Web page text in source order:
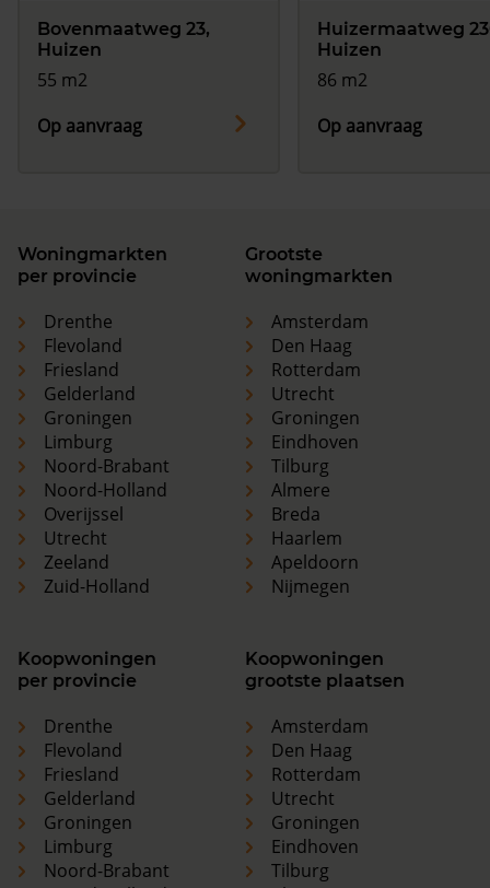
Bovenmaatweg 23,
Huizen
55 m2
Op aanvraag
Huizermaatweg
Huizen
86 m2
Op aanvraag
Woningmarkten
per provincie
Drenthe
Flevoland
Friesland
Gelderland
Groningen
Limburg
Noord-Brabant
Noord-Holland
Overijssel
Utrecht
Zeeland
Zuid-Holland
Grootste
woningmarkten
Amsterdam
Den Haag
Rotterdam
Utrecht
Groningen
Eindhoven
Tilburg
Almere
Breda
Haarlem
Apeldoorn
Nijmegen
Koopwoningen
per provincie
Drenthe
Flevoland
Friesland
Gelderland
Groningen
Limburg
Noord-Brabant
Koopwoningen
grootste plaatsen
Amsterdam
Den Haag
Rotterdam
Utrecht
Groningen
Eindhoven
Tilburg